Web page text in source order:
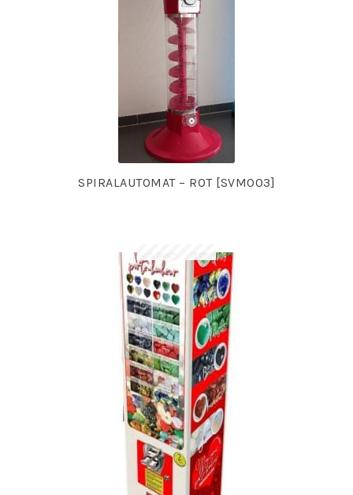
SPIRALAUTOMAT – ROT [SVM003]